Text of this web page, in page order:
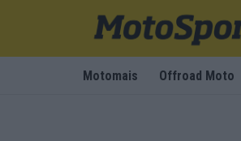
Motomais Offroad Moto